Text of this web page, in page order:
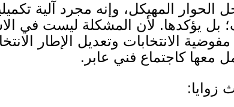
المهيكل، وإنه مجرد آلية
بل يؤكدها. لأن المشكلة ليست في
الانتخابات وتعديل الإطار
معها كاجتماع فني عابر .
زوايا: